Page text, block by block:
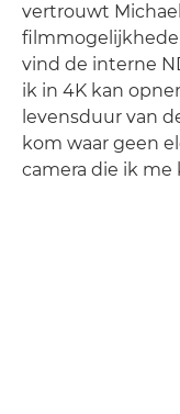
vertrouwt
vind de interne
ik in 4K kan
levensduur van
kom waar geen
camera die ik me